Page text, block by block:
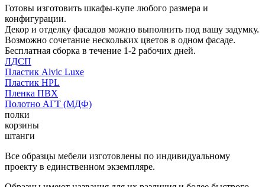
Готовы изготовить шкафы-купе любого размера и
конфигурации.
Декор и отделку фасадов можно выполнить под вашу задумку.
Возможно сочетание нескольких цветов в одном фасаде.
Бесплатная сборка в течение 1-2 рабочих дней.
ЛДСП
Пластик Alvic Luxe
Пластик HPL
Пленка ПВХ
Полотно АГТ (МДФ)
полки
корзины
штанги
Все образцы мебели изготовлены по индивидуальному
проекту в единственном экземпляре.